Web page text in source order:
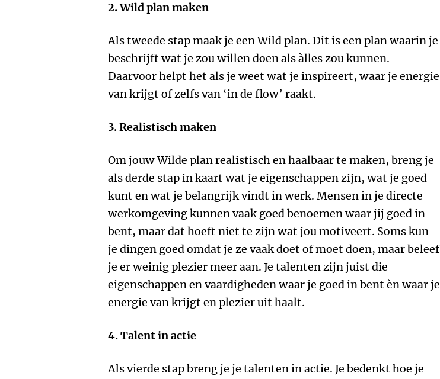
2. Wild plan maken
Als tweede stap maak je een Wild plan. Dit is een plan waarin je
beschrijft wat je zou willen doen als àlles zou kunnen.
Daarvoor helpt het als je weet wat je inspireert, waar je energie
van krijgt of zelfs van ‘in de flow’ raakt.
3. Realistisch maken
Om jouw Wilde plan realistisch en haalbaar te maken, breng je
als derde stap in kaart wat je eigenschappen zijn, wat je goed
kunt en wat je belangrijk vindt in werk. Mensen in je directe
werkomgeving kunnen vaak goed benoemen waar jij goed in
bent, maar dat hoeft niet te zijn wat jou motiveert. Soms kun
je dingen goed omdat je ze vaak doet of moet doen, maar beleef
je er weinig plezier meer aan. Je talenten zijn juist die
eigenschappen en vaardigheden waar je goed in bent èn waar je
energie van krijgt en plezier uit haalt.
4. Talent in actie
Als vierde stap breng je je talenten in actie. Je bedenkt hoe je